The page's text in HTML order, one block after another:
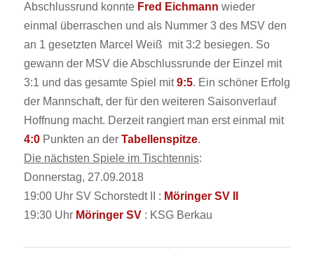
Abschlussrund konnte Fred Eichmann wieder
einmal überraschen und als Nummer 3 des MSV den
an 1 gesetzten Marcel Weiß mit 3:2 besiegen. So
gewann der MSV die Abschlussrunde der Einzel mit
3:1 und das gesamte Spiel mit9:5. Ein schöner Erfolg
der Mannschaft, der für den weiteren Saisonverlauf
Hoffnung macht. Derzeit rangiert man erst einmal mit
4:0 Punkten an der Tabellenspitze.
Die nächsten Spiele im Tischtennis:
Donnerstag, 27.09.2018
19:00 Uhr SV Schorstedt II : Möringer SV II
19:30 Uhr Möringer SV: KSG Berkau